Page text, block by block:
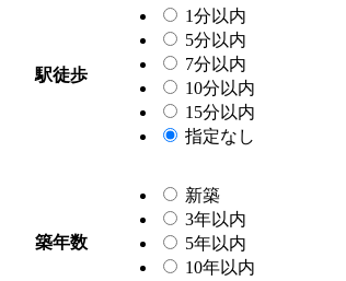
駅徒歩
1分以内
5分以内
7分以内
10分以内
15分以内
指定なし
築年数
新築
3年以内
5年以内
10年以内